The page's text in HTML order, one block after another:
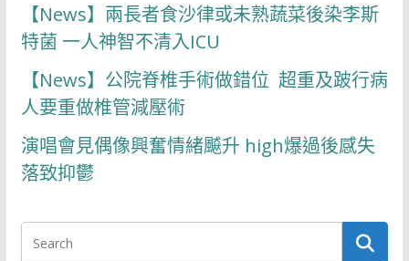
【News】兩長者食沙律或未熟蔬菜後染李斯
特菌 一人神智不清入ICU
【News】公院脊椎手術做錯位 超重及跛行病
人要重做椎管減壓術
演唱會見偶像興奮情緒飇升 high爆過後感失
落致抑鬱